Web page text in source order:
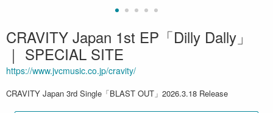
CRAVITY Japan 1st EP「Dilly Dally」
｜ SPECIAL SITE
https://www.jvcmusic.co.jp/cravity/
CRAVITY Japan 3rd Single「BLAST OUT」2026.3.18 Release